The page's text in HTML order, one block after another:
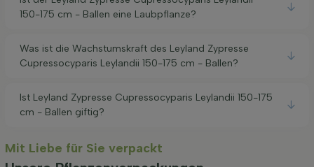
150-175 cm - Ballen eine Laubpflanze?
Was ist die Wachstumskraft des Leyland Zypresse
Cupressocyparis Leylandii 150-175 cm - Ballen?
Ist Leyland Zypresse Cupressocyparis Leylandii 150-175
cm - Ballen giftig?
Mit Liebe für Sie verpackt